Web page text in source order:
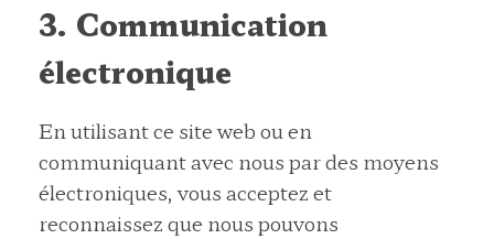
3. Communication
électronique
En utilisant ce site web ou en
communiquant avec nous par des moyens
électroniques, vous acceptez et
reconnaissez que nous pouvons